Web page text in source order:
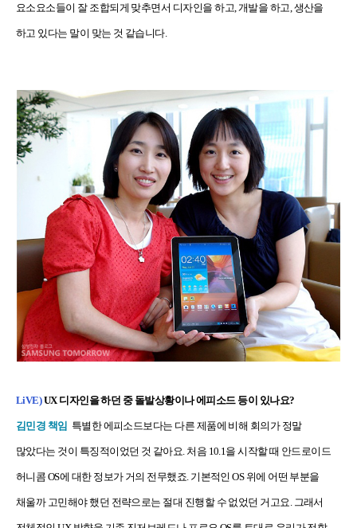
요소요소들이 잘 조합되게 맞추면서 디자인을 하고, 개발을 하고, 생산을
하고 있다는 말이 맞는 것 같습니다.
LiVE)UX 디자인을 하던 중 돌발상황이나 에피소드 등이 있나요?
김민경 책임 특별한 에피소드보다는 다른 제품에 비해 회의가 정말
많았다는 것이 특징적이었던 것 같아요. 처음 10.1을 시작할 때 안드로이드
허니콤 OS에 대한 정보가 거의 전무했죠. 기본적인 OS 위에 어떤 부분을
채울까 고민해야 했던 전략으로는 절대 진행할 수 없었던 거고요. 그래서